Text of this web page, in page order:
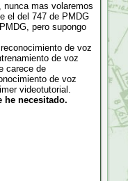
nunca mas volaremos
el del 747 de PMDG
pero supongo
de voz
de voz
carece de
de voz
videotutorial.
he necesitado.